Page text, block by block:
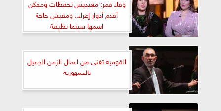
وفاء قمر: معنديش تحفظات وممكن
أقدم أدوار إغراء.. ومفيش حاجة
اسمها سينما نظيفة
القومية تغنى من اعمال الزمن الجميل
بالجمهورية